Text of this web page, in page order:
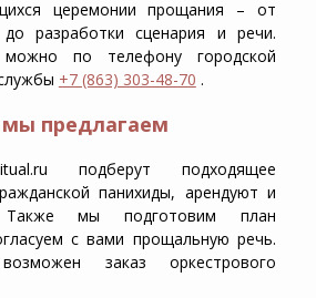
церемонии прощания – от
разработки сценария и речи.
можно по телефону городской
+7 (863) 303-48-70 .
мы предлагаем
подберут подходящее
панихиды, арендуют и
мы подготовим план
с вами прощальную речь.
заказ оркестрового